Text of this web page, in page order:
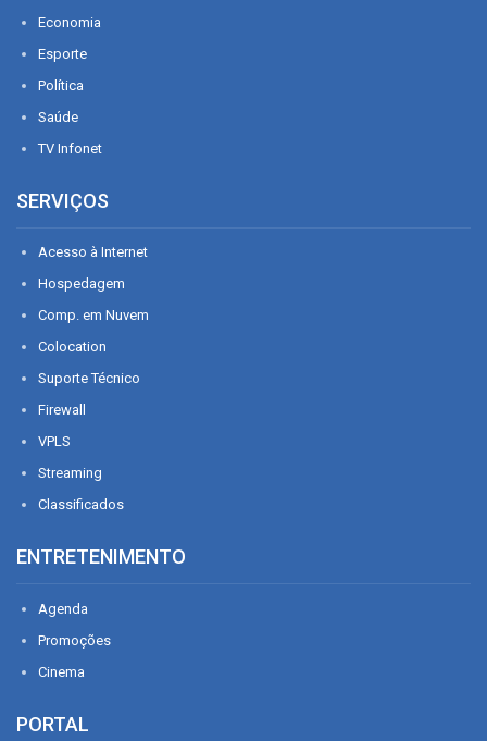
Economia
Esporte
Política
Saúde
TV Infonet
SERVIÇOS
Acesso à Internet
Hospedagem
Comp. em Nuvem
Colocation
Suporte Técnico
Firewall
VPLS
Streaming
Classificados
ENTRETENIMENTO
Agenda
Promoções
Cinema
PORTAL